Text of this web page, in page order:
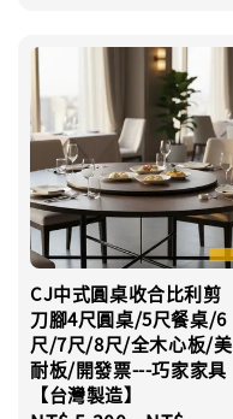
CJ中式圓桌收合比利剪
刀腳4尺圓桌/5尺餐桌/6
尺/7尺/8尺/全木心板/美
耐板/開發票---巧家家具
【台灣製造】